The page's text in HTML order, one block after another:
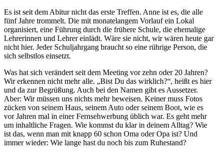
Es ist seit dem Abitur nicht das erste Treffen. Anne ist es, die alle
fünf Jahre trommelt. Die mit monatelangem Vorlauf ein Lokal
organisiert, eine Führung durch die frühere Schule, die ehemalige
Lehrerinnen und Lehrer einlädt. Wäre sie nicht, wir wären heute gar
nicht hier. Jeder Schuljahrgang braucht so eine rührige Person, die
sich selbstlos einsetzt.
Was hat sich verändert seit dem Meeting vor zehn oder 20 Jahren?
Wir erkennen nicht mehr alle. „Bist Du das wirklich?“, heißt es hier
und da zur Begrüßung. Auch bei den Namen gibt es Aussetzer.
Aber: Wir müssen uns nichts mehr beweisen. Keiner muss Fotos
zücken von seinem Haus, seinem Auto oder seinem Boot, wie es
vor Jahren mal in einer Fernsehwerbung üblich war. Es geht mehr
um inhaltliche Fragen. Wie kommst du klar in deinem Alltag? Wie
ist das, wenn man mit knapp 60 schon Oma oder Opa ist? Und
immer wieder: Wie lange hast du noch bis zum Ruhestand?